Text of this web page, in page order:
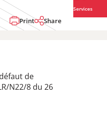
Services
Print Share
de
N22/8 du 26